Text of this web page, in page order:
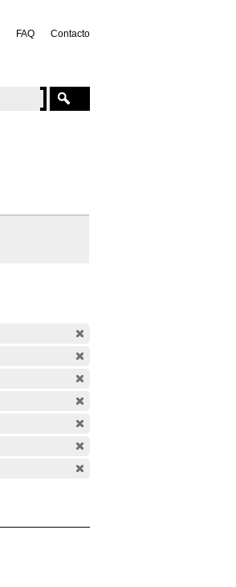
FAQ Contacto